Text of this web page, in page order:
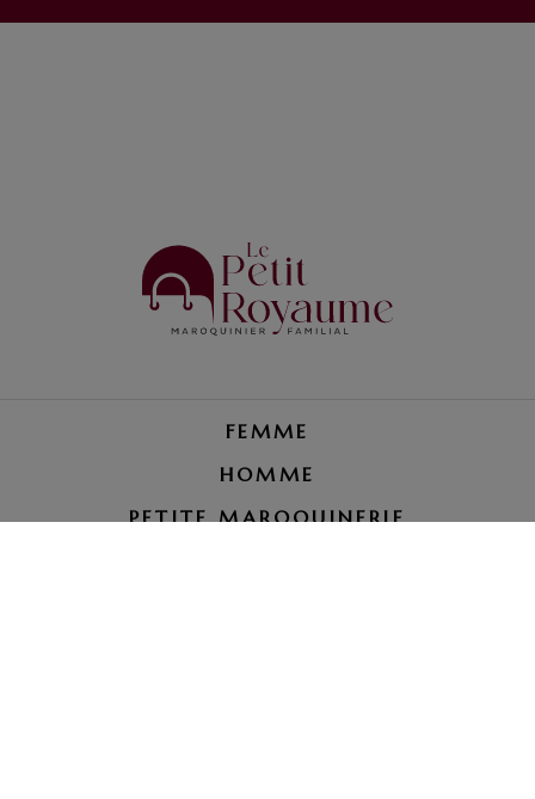
FEMME
HOMME
PETITE MAROQUINERIE